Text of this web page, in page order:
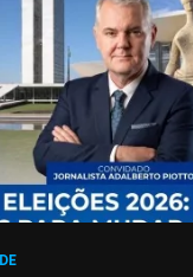
Twitter